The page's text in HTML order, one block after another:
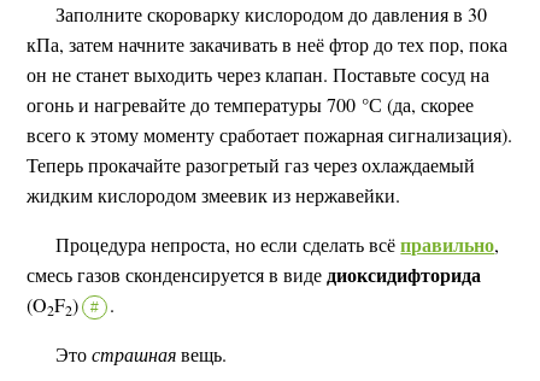
Заполните скороварку кислородом до давления в 30
кПа, затем начните закачивать в неё фтор до тех пор, пока
он не станет выходить через клапан. Поставьте сосуд на
огонь и нагревайте до температуры 700 °С (да, скорее
всего к этому моменту сработает пожарная сигнализация).
Теперь прокачайте разогретый газ через охлаждаемый
жидким кислородом змеевик из нержавейки.
Процедура непроста, но если сделать всёправильно,
смесь газов сконденсируется в виде диоксидифторида
(O2F2) #
.
Этострашнаявещь.